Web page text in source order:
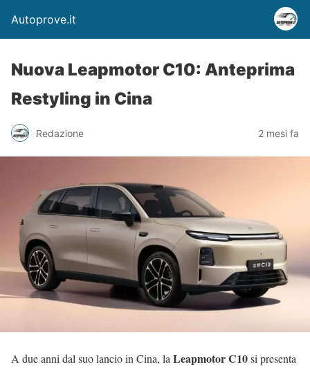
Autoprove.it
Nuova Leapmotor C10: Anteprima
Restyling in Cina
Redazione 2 mesi fa
A due anni dal suo lancio in Cina, la Leapmotor C10si presenta